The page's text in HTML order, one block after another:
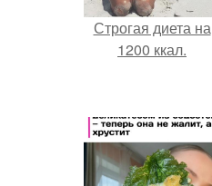
Строгая диета на
1200 ккал.